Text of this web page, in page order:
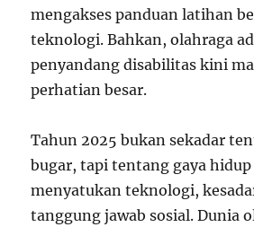
mengakses panduan latihan
teknologi. Bahkan, olahraga
penyandang disabilitas kini
perhatian besar.
Tahun 2025 bukan sekadar
bugar, tapi tentang gaya
menyatukan teknologi,
tanggung jawab sosial. Dunia